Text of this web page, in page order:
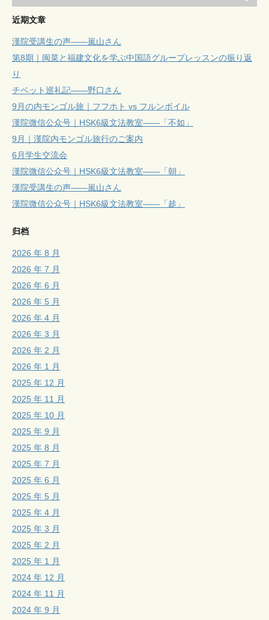
近期文章
漢院受講生の声——嵐山さん
第8期｜闽菜と福建文化を学ぶ中国語グループレッスンの振り返
り
チベット巡礼記——野口さん
9月の内モンゴル旅｜フフホト vs フルンボイル
漢院微信公众号｜HSK6級文法教室——「不如」
9月｜漢院内モンゴル旅行のご案内
6月学生交流会
漢院微信公众号｜HSK6級文法教室——「朝」
漢院受講生の声——嵐山さん
漢院微信公众号｜HSK6級文法教室——「趁」
归档
2026 年 8 月
2026 年 7 月
2026 年 6 月
2026 年 5 月
2026 年 4 月
2026 年 3 月
2026 年 2 月
2026 年 1 月
2025 年 12 月
2025 年 11 月
2025 年 10 月
2025 年 9 月
2025 年 8 月
2025 年 7 月
2025 年 6 月
2025 年 5 月
2025 年 4 月
2025 年 3 月
2025 年 2 月
2025 年 1 月
2024 年 12 月
2024 年 11 月
2024 年 9 月